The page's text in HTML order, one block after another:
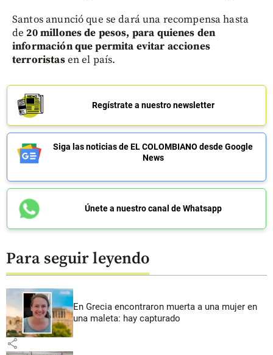
Santos anunció que se dará una recompensa hasta
de 20 millones de pesos, para quienes den
información que permita evitar acciones
terroristasen el país.
Regístrate a nuestro newsletter
Siga las noticias de EL COLOMBIANO desde Google
News
Únete a nuestro canal de Whatsapp
Para seguir leyendo
En Grecia encontraron muerta a una mujer en
una maleta: hay capturado
share